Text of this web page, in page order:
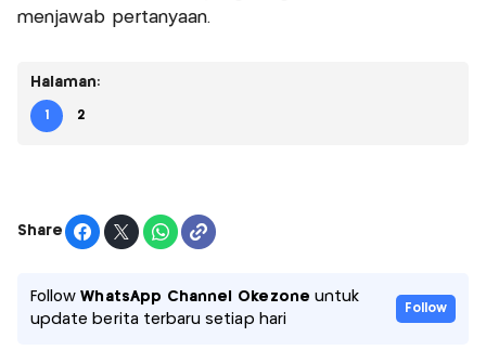
menjawab pertanyaan.
Halaman:
1 2
Share
FollowWhatsApp Channel Okezone untuk
update berita terbaru setiap hari
Follow